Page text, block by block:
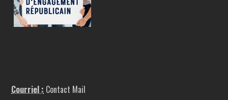
Courriel : Contact Mail